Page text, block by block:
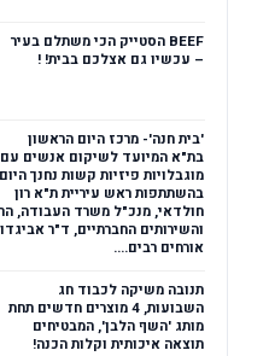
BEEF הסטייק הכי משתלם בעיר
– עכשיו גם אצלכם בבית! !
'בית חנה'- מרכז היום הראשון
בת"א המיועד לשיקום אנשים עם
מוגבלויות פיזיות קשות נחנך היום
בהשתתפות ראש עיריית ת"א רון
חולדאי, מנכ"ל משרד העבודה,
והשירותים החברתיים, ד"ר
אורחים רבים....
תנובה משיקה לכבוד חג
השבועות, 4 מוצרים חדשים תחת
מותג 'השף הלבן', המבטיחים
תוצאה איכותית וקלות הכנה!